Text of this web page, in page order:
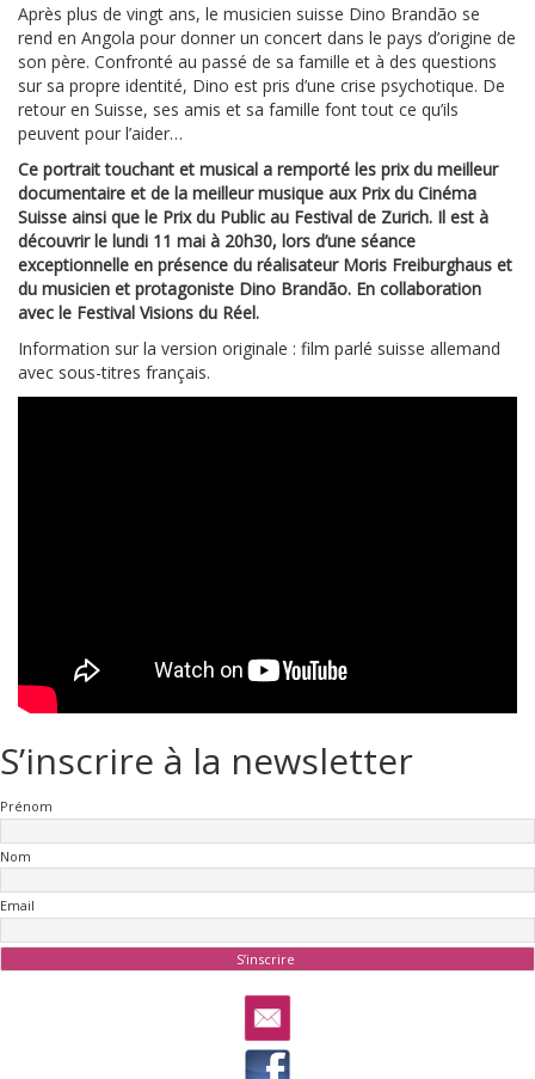
Après plus de vingt ans, le musicien suisse Dino Brandão se
rend en Angola pour donner un concert dans le pays d’origine de
son père. Confronté au passé de sa famille et à des questions
sur sa propre identité, Dino est pris d’une crise psychotique. De
retour en Suisse, ses amis et sa famille font tout ce qu’ils
peuvent pour l’aider…
Ce portrait touchant et musical a remporté les prix du meilleur
documentaire et de la meilleur musique aux Prix du Cinéma
Suisse ainsi que le Prix du Public au Festival de Zurich. Il est à
découvrir le lundi 11 mai à 20h30, lors d’une séance
exceptionnelle en présence du réalisateur Moris Freiburghaus et
du musicien et protagoniste Dino Brandão. En collaboration
avec le Festival Visions du Réel.
Information sur la version originale : film parlé suisse allemand
avec sous-titres français.
S’inscrire à la newsletter
Prénom
Nom
Email